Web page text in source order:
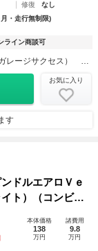
修復
なし
・走行無制限)
ライン商談可
お気に入り
す
ドルエアロＶｅ
ト）（コンビハ
ステアリングヒ
コントロール）
本体価格
138
万円
諸費用
9.8
万円